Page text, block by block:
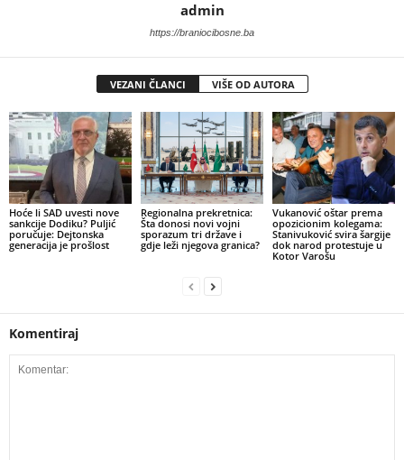
admin
https://braniocibosne.ba
VEZANI ČLANCI VIŠE OD AUTORA
​Hoće li SAD uvesti nove
sankcije Dodiku? Puljić
poručuje: Dejtonska
generacija je prošlost
​Regionalna prekretnica:
Šta donosi novi vojni
sporazum tri države i
gdje leži njegova granica?
Vukanović oštar prema
opozicionim kolegama:
Stanivuković svira šargije
dok narod protestuje u
Kotor Varošu
Komentiraj